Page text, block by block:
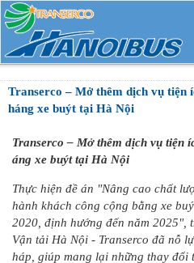
Transerco – Mở thêm dịch vụ tiện
háng xe buýt tại Hà Nội
Transerco – Mở thêm dịch vụ tiện
áng xe buýt tại Hà Nội
Thực hiện đề án "Nâng cao chất
hành khách công cộng bằng xe
2020, định hướng đến năm 2025",
Vận tải Hà Nội - Transerco đã nỗ
háp, giúp mang lại những thay đổi